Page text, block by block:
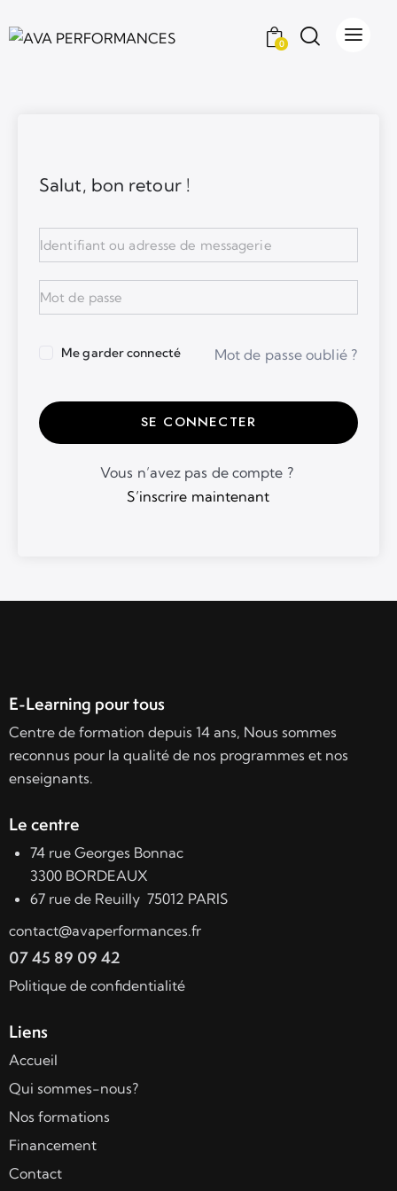
0
Salut, bon retour !
Me garder connecté Mot de passe oublié ?
SE CONNECTER
Vous n’avez pas de compte ?
S’inscrire maintenant
E-Learning pour tous
Centre de formation depuis 14 ans, Nous sommes
reconnus pour la qualité de nos programmes et nos
enseignants.
Le centre
74 rue Georges Bonnac
3300 BORDEAUX
67 rue de Reuilly 75012 PARIS
contact@avaperformances.fr
07 45 89 09 42
Politique de confidentialité
Liens
Accueil
Qui sommes-nous?
Nos formations
Financement
Contact